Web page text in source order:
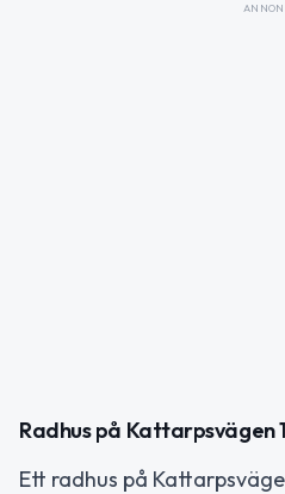
Radhus på Kattarpsvägen
Ett radhus på